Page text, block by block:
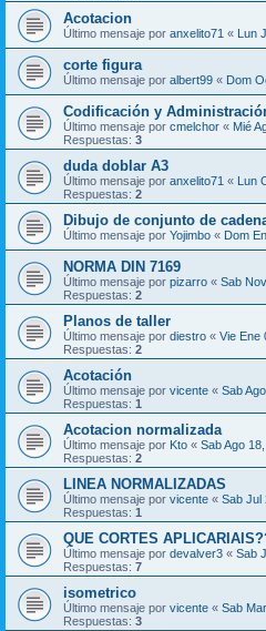
Acotacion
Último mensaje por anxelito71 « Lun
corte figura
Último mensaje por albert99 « Dom
Codificación y
Último mensaje por cmelchor « Mié
Respuestas: 3
duda doblar A3
Último mensaje por anxelito71 « Lun
Respuestas: 2
Dibujo de conjunto de
Último mensaje por Yojimbo « Dom
NORMA DIN 7169
Último mensaje por pizarro « Sab
Respuestas: 2
Planos de taller
Último mensaje por diestro « Vie Ene
Respuestas: 2
Acotación
Último mensaje por vicente « Sab
Respuestas: 1
Acotacion normalizada
Último mensaje por Kto « Sab Ago
Respuestas: 2
LINEA NORMALIZADAS
Último mensaje por vicente « Sab Jul
Respuestas: 1
QUE CORTES
Último mensaje por devalver3 « Sab
Respuestas: 7
isometrico
Último mensaje por vicente « Sab
Respuestas: 3